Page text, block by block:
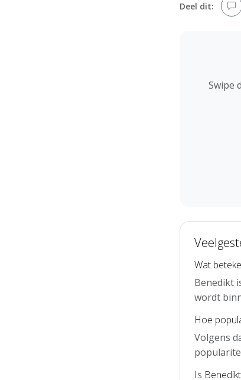
Deel dit:
Swipe
Wat
Benedikt
wordt
Hoe
Volgens
Is